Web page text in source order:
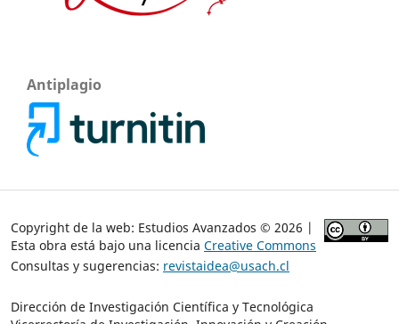
Antiplagio
Copyright de la web: Estudios Avanzados © 2026 |
Esta obra está bajo una licencia Creative Commons
Consultas y sugerencias: revistaidea@usach.cl
Dirección de Investigación Científica y Tecnológica